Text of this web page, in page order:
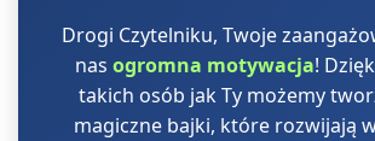
Drogi Czytelniku, Twoje
nas ogromna motywacja!
takich osób jak Ty możemy
magiczne bajki, które rozwijają